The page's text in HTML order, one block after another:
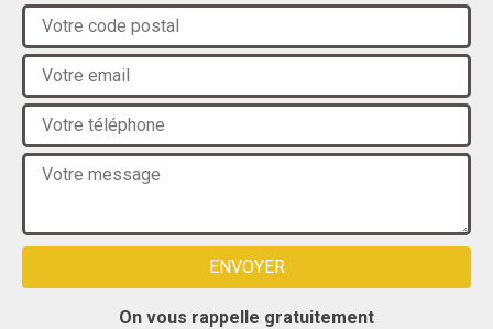
On vous rappelle gratuitement